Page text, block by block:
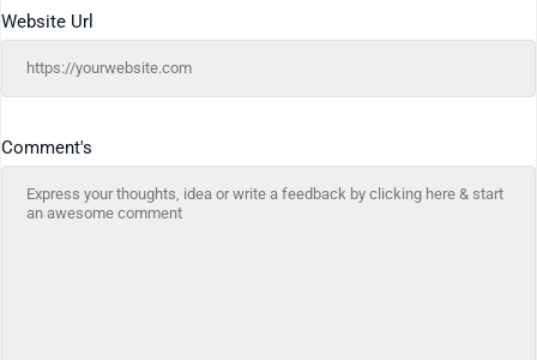
Comment's
Website Url